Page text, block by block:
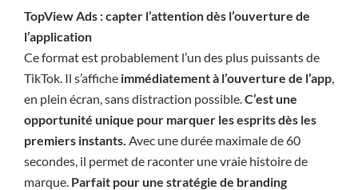
TopView Ads : capter l’attention dès l’ouverture de
l’application
Ce format est probablement l’un des plus puissants de
TikTok. Il s’affiche immédiatement à l’ouverture de l’app,
en plein écran, sans distraction possible.C’est une
opportunité unique pour marquer les esprits dès les
premiers instants. Avec une durée maximale de 60
secondes, il permet de raconter une vraie histoire de
marque. Parfait pour une stratégie de branding